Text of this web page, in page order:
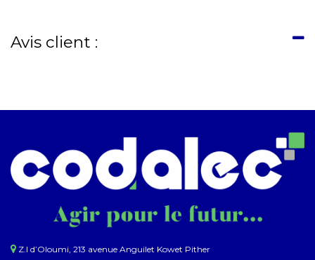
Avis client :
Z.I d’Oloumi, 213 avenue Anguilet Kowet Pither​